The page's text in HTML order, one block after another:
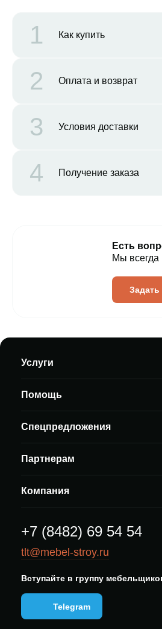
1 Как купить
2 Оплата и возврат
3 Условия доставки
4 Получение заказа
Есть
Мы всегда
Услуги
Помощь
Спецпредложения
Партнерам
Компания
+7 (8482) 69 54 54
tlt@mebel-stroy.ru
Вступайте в группу
Telegram